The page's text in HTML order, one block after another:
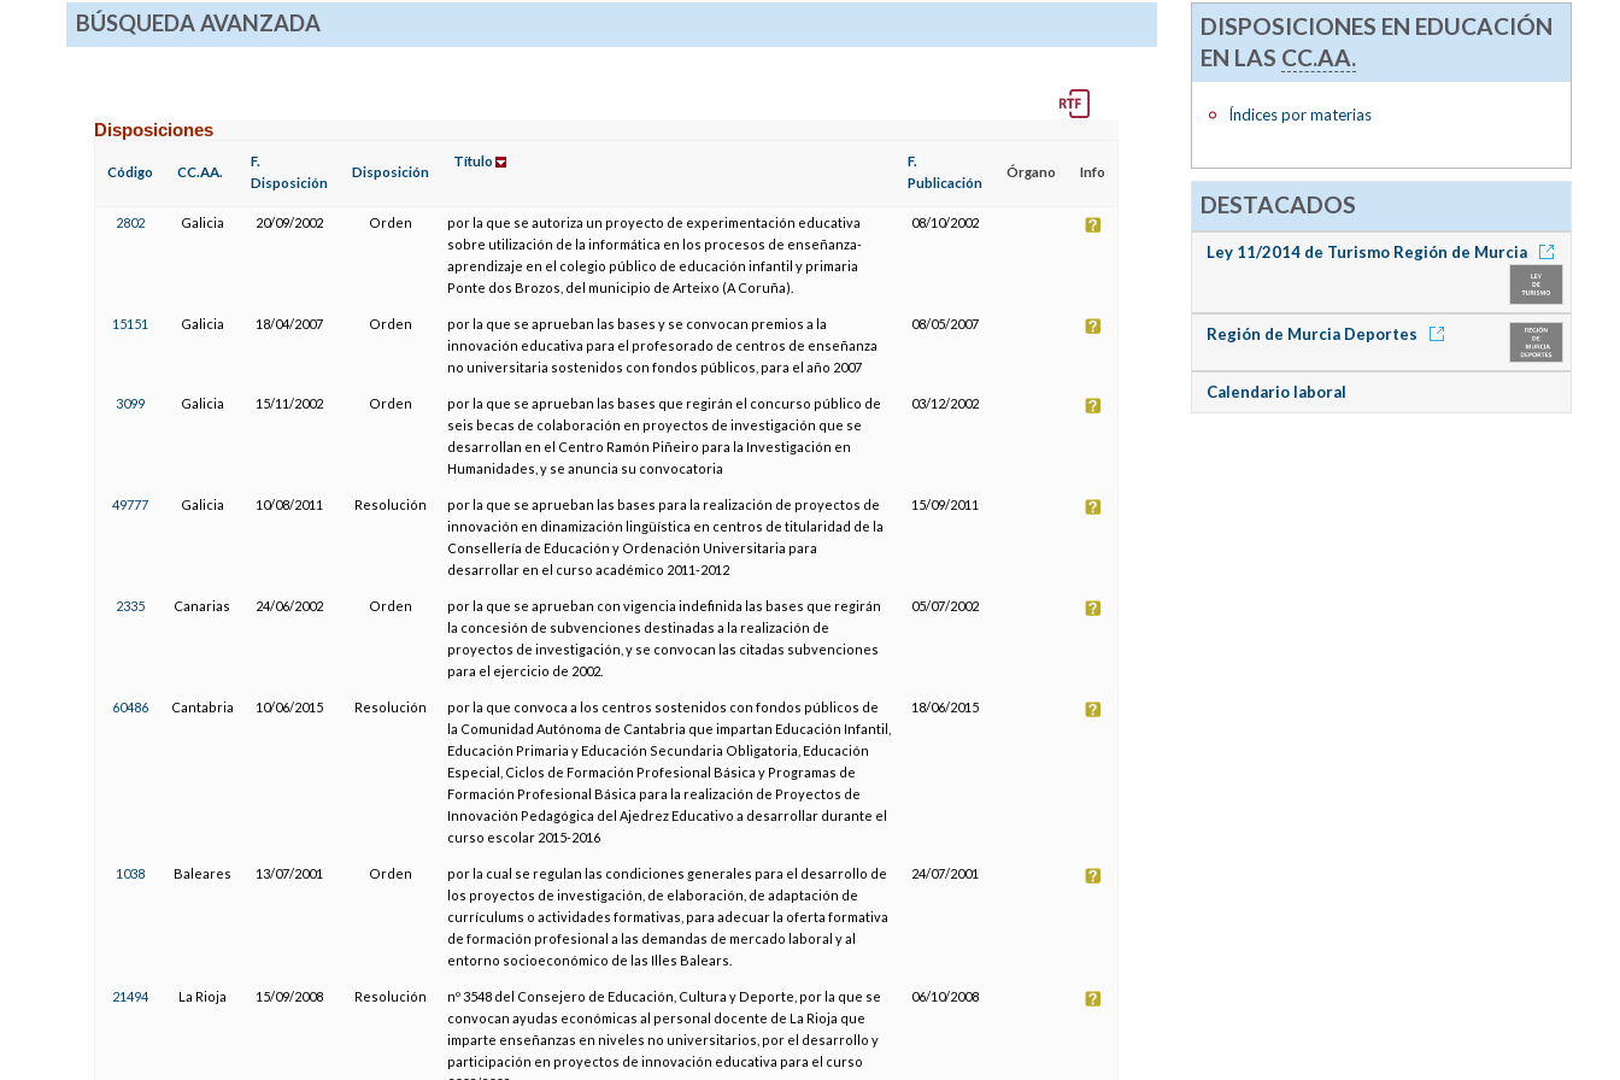
BÚSQUEDA AVANZADA
Disposiciones
Código CC.AA.
F.
Disposición
Disposición
Título
F.
Publicación
Órgano Info
2802 Galicia 20/09/2002 Orden
por la que se autoriza un proyecto de experimentación educativa
sobre utilización de la informática en los procesos de enseñanza-
aprendizaje en el colegio público de educación infantil y primaria
Ponte dos Brozos, del municipio de Arteixo (A Coruña).
08/10/2002
15151 Galicia 18/04/2007 Orden
por la que se aprueban las bases y se convocan premios a la
innovación educativa para el profesorado de centros de enseñanza
no universitaria sostenidos con fondos públicos, para el año 2007
08/05/2007
3099 Galicia 15/11/2002 Orden
por la que se aprueban las bases que regirán el concurso público de
seis becas de colaboración en proyectos de investigación que se
desarrollan en el Centro Ramón Piñeiro para la Investigación en
Humanidades, y se anuncia su convocatoria
03/12/2002
49777 Galicia 10/08/2011 Resolución
por la que se aprueban las bases para la realización de proyectos de
innovación en dinamización lingüística en centros de titularidad de la
Consellería de Educación y Ordenación Universitaria para
desarrollar en el curso académico 2011-2012
15/09/2011
2335 Canarias 24/06/2002 Orden
por la que se aprueban con vigencia indefinida las bases que regirán
la concesión de subvenciones destinadas a la realización de
proyectos de investigación, y se convocan las citadas subvenciones
para el ejercicio de 2002.
05/07/2002
60486 Cantabria 10/06/2015 Resolución
por la que convoca a los centros sostenidos con fondos públicos de
la Comunidad Autónoma de Cantabria que impartan Educación Infantil,
Educación Primaria y Educación Secundaria Obligatoria, Educación
Especial, Ciclos de Formación Profesional Básica y Programas de
Formación Profesional Básica para la realización de Proyectos de
Innovación Pedagógica del Ajedrez Educativo a desarrollar durante el
curso escolar 2015-2016
18/06/2015
1038 Baleares 13/07/2001 Orden
por la cual se regulan las condiciones generales para el desarrollo de
los proyectos de investigación, de elaboración, de adaptación de
currículums o actividades formativas, para adecuar la oferta formativa
de formación profesional a las demandas de mercado laboral y al
entorno socioeconómico de las Illes Balears.
24/07/2001
21494 La Rioja 15/09/2008 Resolución
nº 3548 del Consejero de Educación, Cultura y Deporte, por la que se
convocan ayudas económicas al personal docente de La Rioja que
imparte enseñanzas en niveles no universitarios, por el desarrollo y
participación en proyectos de innovación educativa para el curso
06/10/2008
DISPOSICIONES EN EDUCACIÓN
EN LAS CC.AA.
Índices por materias
DESTACADOS
Ley 11/2014 de Turismo Región de Murcia
Región de Murcia Deportes
Calendario laboral